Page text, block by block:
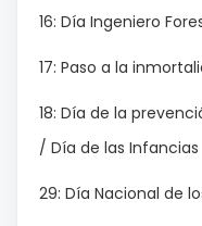
16: Día Ingeniero
17: Paso a la
18: Día de la
/ Día de las Infancias
29: Día Nacional de